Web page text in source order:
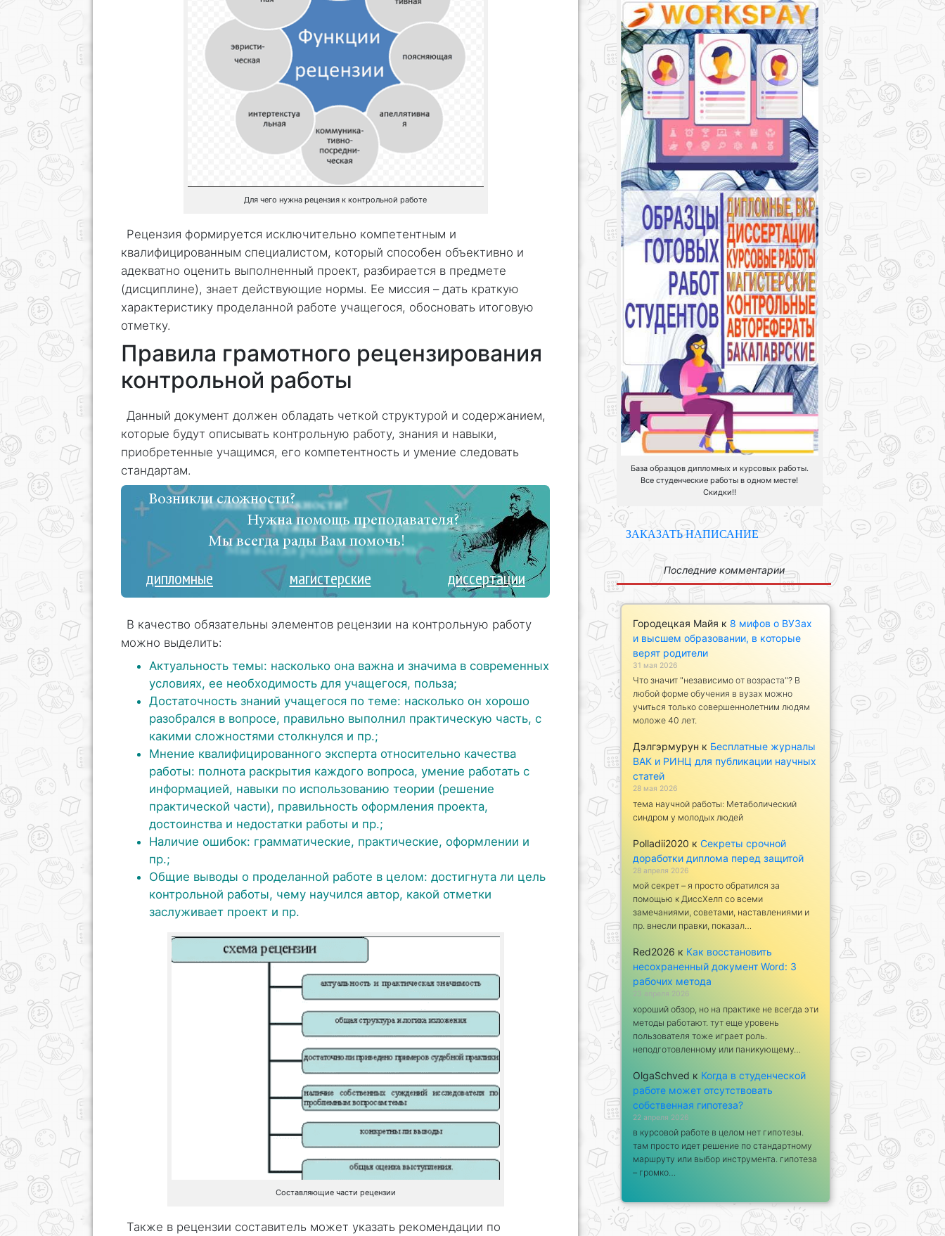
Для чего нужна рецензия к контрольной работе
Рецензия формируется исключительно компетентным и
квалифицированным специалистом, который способен объективно и
адекватно оценить выполненный проект, разбирается в предмете
(дисциплине), знает действующие нормы. Ее миссия – дать краткую
характеристику проделанной работе учащегося, обосновать итоговую
отметку.
Правила грамотного рецензирования
контрольной работы
Данный документ должен обладать четкой структурой и содержанием,
которые будут описывать контрольную работу, знания и навыки,
приобретенные учащимся, его компетентность и умение следовать
стандартам.
Возникли сложности?
Нужна помощь преподавателя?
Мы всегда рады Вам помочь!
дипломные магистерские диссертации
В качество обязательны элементов рецензии на контрольную работу
можно выделить:
Актуальность темы: насколько она важна и значима в современных
условиях, ее необходимость для учащегося, польза;
Достаточность знаний учащегося по теме: насколько он хорошо
разобрался в вопросе, правильно выполнил практическую часть, с
какими сложностями столкнулся и пр.;
Мнение квалифицированного эксперта относительно качества
работы: полнота раскрытия каждого вопроса, умение работать с
информацией, навыки по использованию теории (решение
практической части), правильность оформления проекта,
достоинства и недостатки работы и пр.;
Наличие ошибок: грамматические, практические, оформлении и
пр.;
Общие выводы о проделанной работе в целом: достигнута ли цель
контрольной работы, чему научился автор, какой отметки
заслуживает проект и пр.
Составляющие части рецензии
Также в рецензии составитель может указать рекомендации по
База образцов дипломных и курсовых работы.
Все студенческие работы в одном месте!
Скидки!!
ЗАКАЗАТЬ НАПИСАНИЕ
Последние комментарии
Городецкая Майя к 8 мифов о ВУЗах
и высшем образовании, в которые
верят родители
31 мая 2026
Что значит "независимо от возраста"? В
любой форме обучения в вузах можно
учиться только совершеннолетним людям
моложе 40 лет.
Дэлгэрмурун к Бесплатные журналы
ВАК и РИНЦ для публикации научных
статей
28 мая 2026
тема научной работы: Метаболический
синдром у молодых людей
Polladii2020 к Секреты срочной
доработки диплома перед защитой
28 апреля 2026
мой секрет – я просто обратился за
помощью к ДиссХелп со всеми
замечаниями, советами, наставлениями и
пр. внесли правки, показал…
Red2026 к Как восстановить
несохраненный документ Word: 3
рабочих метода
23 апреля 2026
хороший обзор, но на практике не всегда эти
методы работают. тут еще уровень
пользователя тоже играет роль.
неподготовленному или паникующему…
OlgaSchved к Когда в студенческой
работе может отсутствовать
собственная гипотеза?
22 апреля 2026
в курсовой работе в целом нет гипотезы.
там просто идет решение по стандартному
маршруту или выбор инструмента. гипотеза
– громко…